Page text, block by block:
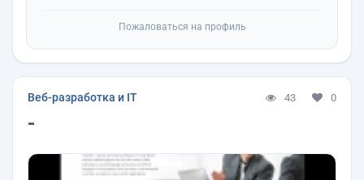
Пожаловаться на профиль
Веб-разработка и IT 43 0
-